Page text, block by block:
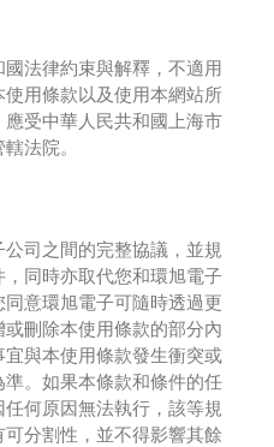
法律約束與解釋，不適用
用條款以及使用本網站所
受中華人民共和國上海市
法院。
司之間的完整協議，並規
同時亦取代您和環旭電子
意環旭電子可隨時透過更
刪除本使用條款的部分內
與本使用條款發生衝突或
。如果本條款和條件的任
何原因無法執行，該等規
分割性，並不得影響其餘